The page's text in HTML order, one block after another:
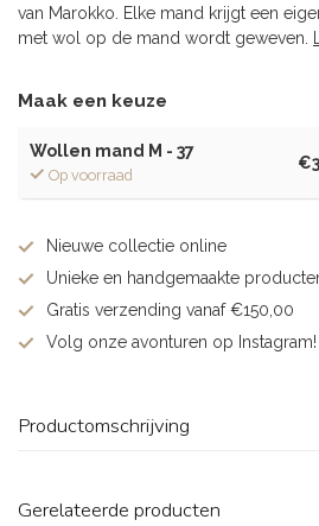
van Marokko. Elke mand krijgt een
met wol op de mand wordt geweven.
Maak een keuze
Wollen mand M - 37
Op voorraad
Nieuwe collectie online
Unieke en handgemaakte
Gratis verzending vanaf €150,00
Volg onze avonturen op Instagram!
Productomschrijving
Gerelateerde producten